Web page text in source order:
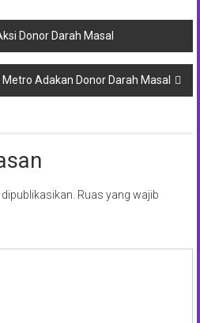
Donor Darah Masal
Adakan Donor Darah Masal
Ruas yang wajib